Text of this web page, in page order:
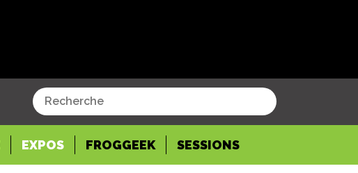
EXPOS FROGGEEK SESSIONS